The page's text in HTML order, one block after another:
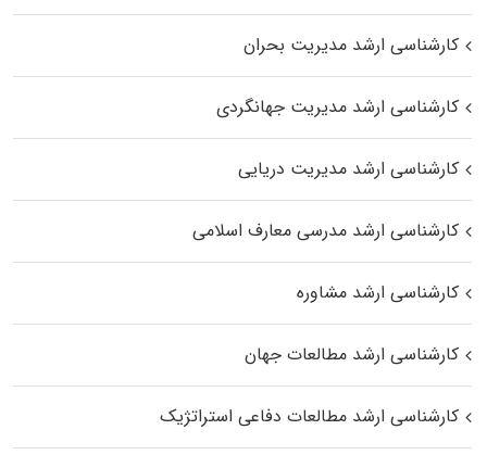
کارشناسی ارشد مدیریت بحران
کارشناسی ارشد مدیریت جهانگردی
کارشناسی ارشد مدیریت دریایی
کارشناسی ارشد مدرسی معارف اسلامی
کارشناسی ارشد مشاوره
کارشناسی ارشد مطالعات جهان
کارشناسی ارشد مطالعات دفاعی استراتژیک